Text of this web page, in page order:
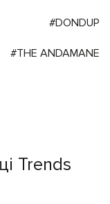
#DONDUP
#THE ANDAMANE
Trends